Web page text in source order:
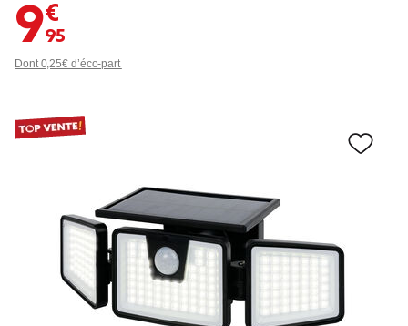
9,95 €
Dont 0,25€ d’éco-part